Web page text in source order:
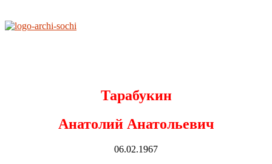
Тарабукин
Анатолий Анатольевич
06.02.1967